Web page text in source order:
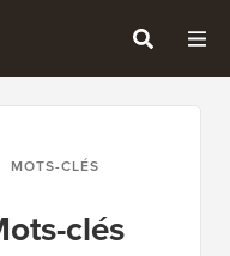
MOTS-CLÉS
clés